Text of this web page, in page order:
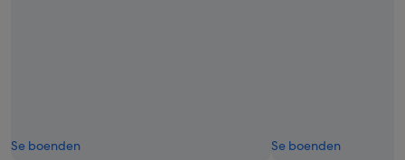
Se boenden Se boenden